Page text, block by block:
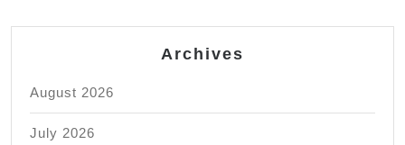
Archives
August 2026
July 2026